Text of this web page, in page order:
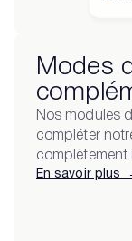
Modes
Nos modules
compléter
complètement
En savoir plus